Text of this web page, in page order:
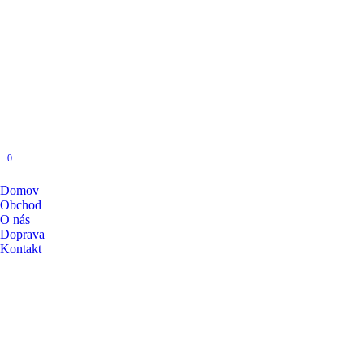
0
Domov
Obchod
O nás
Doprava
Kontakt